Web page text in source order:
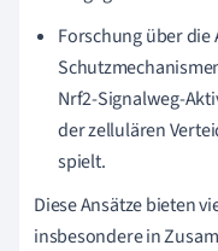
Forschung über
Nrf2-Signalweg-
der zellulären
spielt.
Diese Ansätze bieten
insbesondere in